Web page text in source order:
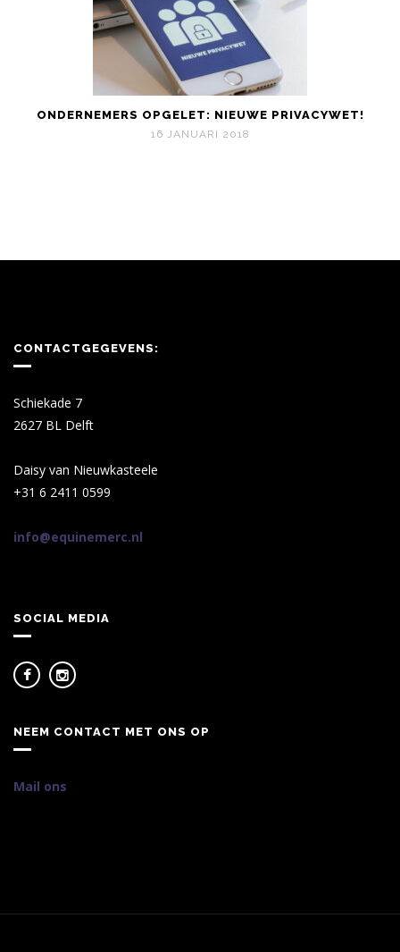
ONDERNEMERS OPGELET: NIEUWE PRIVACYWET!
16 JANUARI 2018
CONTACTGEGEVENS:
Schiekade 7
2627 BL Delft
Daisy van Nieuwkasteele
+31 6 2411 0599
info@equinemerc.nl
SOCIAL MEDIA
NEEM CONTACT MET ONS OP
Mail ons